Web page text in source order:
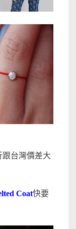
台灣價差大
Coat快要